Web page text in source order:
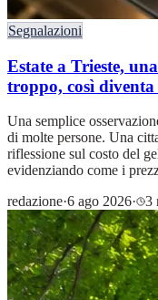
Segnalazioni
Estate a Trieste,
troppo, così
Una semplice
di molte persone. Una
riflessione sul costo del
evidenziando come i
redazione·6 ago 2026· 3